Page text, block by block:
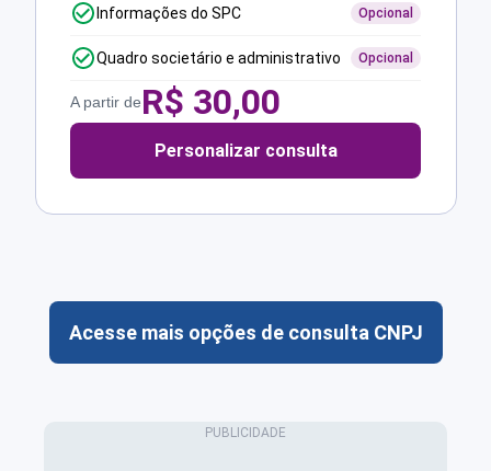
Informações do SPC Opcional
Quadro societário e administrativo Opcional
A partir deR$ 30,00
Personalizar consulta
Acesse mais opções de consulta CNPJ